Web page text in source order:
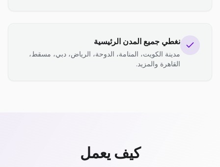
نغطي جميع المدن الرئيسية
مدينة الكويت، المنامة، الدوحة، الرياض، دبي، مسقط،
القاهرة والمزيد.
كيف يعمل